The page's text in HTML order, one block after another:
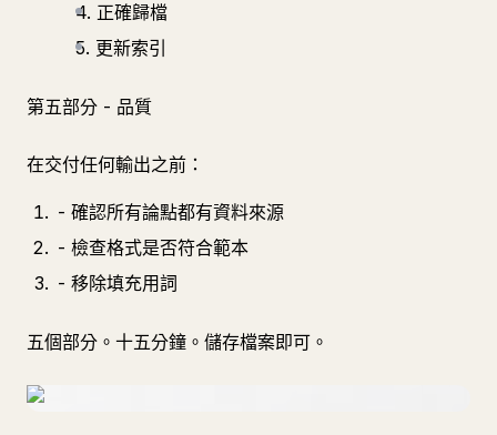
4. 正確歸檔
5. 更新索引
第五部分 - 品質
在交付任何輸出之前：
- 確認所有論點都有資料來源
- 檢查格式是否符合範本
- 移除填充用詞
五個部分。十五分鐘。儲存檔案即可。